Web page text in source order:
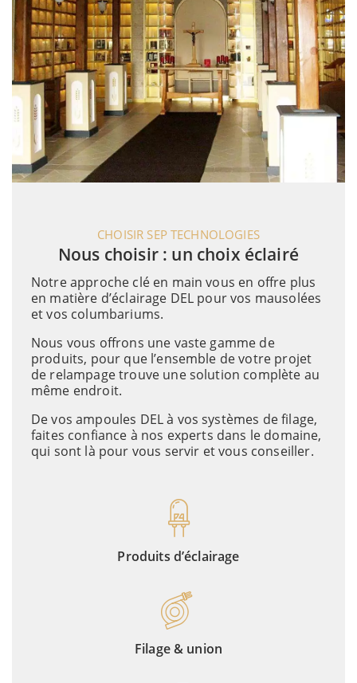
CHOISIR SEP TECHNOLOGIES
Nous choisir : un choix éclairé
Notre approche clé en main vous en offre plus
en matière d’éclairage DEL pour vos mausolées
et vos columbariums.
Nous vous offrons une vaste gamme de
produits, pour que l’ensemble de votre projet
de relampage trouve une solution complète au
même endroit.
De vos ampoules DEL à vos systèmes de filage,
faites confiance à nos experts dans le domaine,
qui sont là pour vous servir et vous conseiller.
Produits d’éclairage
Filage & union